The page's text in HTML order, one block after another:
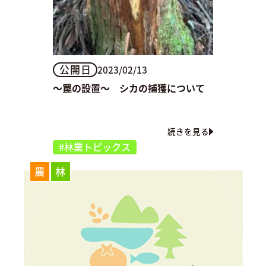
公開日 2023/02/13
～罠の設置～ シカの捕獲について
続きを見る
#林業トピックス
農 林